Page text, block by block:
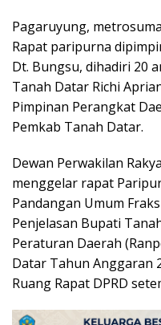
Pagaruyung,
Rapat paripurna
Dt. Bungsu, dihadiri 20
Tanah Datar Richi
Pimpinan Perangkat
Pemkab Tanah Datar.
Dewan Perwakilan
menggelar rapat
Pandangan Umum
Penjelasan Bupati
Peraturan Daerah
Datar Tahun Anggaran
Ruang Rapat DPRD